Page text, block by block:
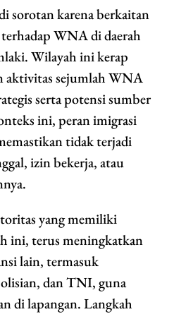
sorotan karena berkaitan
WNA di daerah
Wilayah ini kerap
aktivitas sejumlah WNA
serta potensi sumber
ini, peran imigrasi
tidak terjadi
izin bekerja, atau
yang memiliki
ini, terus meningkatkan
lain, termasuk
dan TNI, guna
di lapangan. Langkah